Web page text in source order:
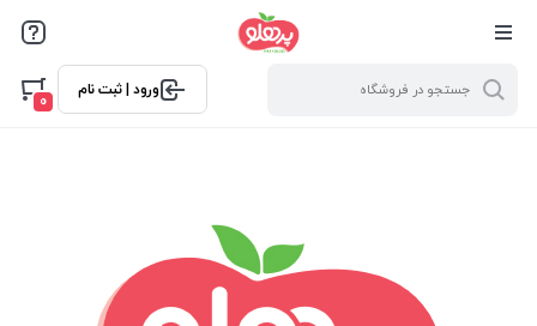
@media screen and (max-width: 500px) { .w-ch{bottom: 125px
!important; left:5px !important;} }
ورود | ثبت نام
0